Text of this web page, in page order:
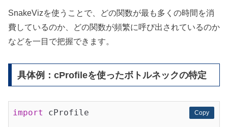
SnakeVizを使うことで、どの関数が最も多くの時間を消
費しているのか、どの関数が頻繁に呼び出されているのか
などを一目で把握できます。
具体例：cProfileを使ったボトルネックの特定
Copy
Copy
import cProfile